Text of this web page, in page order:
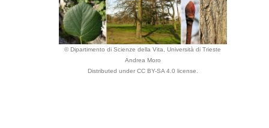
© Dipartimento di Scienze della Vita, Università di Trieste
Andrea Moro
Distributed under CC BY-SA 4.0 license.